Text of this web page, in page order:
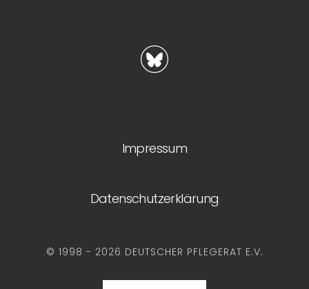
Impressum
Datenschutzerklärung
© 1998 - 2026 DEUTSCHER PFLEGERAT E.V.